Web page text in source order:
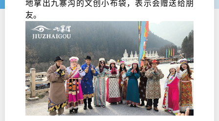
地拿出九寨沟的文创小布袋，表示会赠送给朋
友。